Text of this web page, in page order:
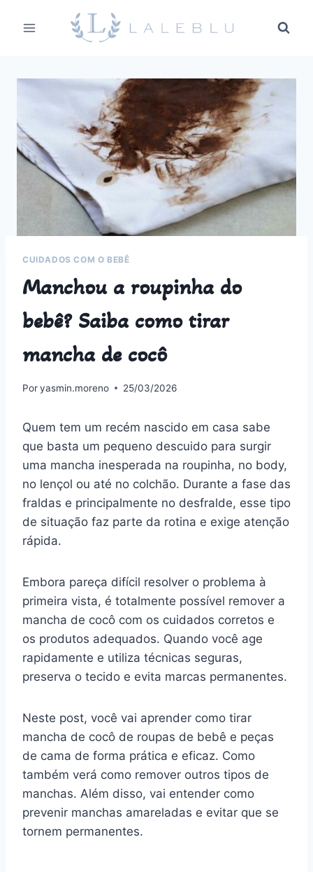
para
CUIDADOS COM O BEBÊ
Manchou a roupinha do
bebê? Saiba como tirar
mancha de cocô
Poryasmin.moreno 25/03/2026
Quem tem um recém nascido em casa sabe
que basta um pequeno descuido para surgir
uma mancha inesperada na roupinha, no body,
no lençol ou até no colchão. Durante a fase das
fraldas e principalmente no desfralde, esse tipo
de situação faz parte da rotina e exige atenção
rápida.
Embora pareça difícil resolver o problema à
primeira vista, é totalmente possível remover a
mancha de cocô com os cuidados corretos e
os produtos adequados. Quando você age
rapidamente e utiliza técnicas seguras,
preserva o tecido e evita marcas permanentes.
Neste post, você vai aprender como tirar
mancha de cocô de roupas de bebê e peças
de cama de forma prática e eficaz. Como
também verá como remover outros tipos de
manchas. Além disso, vai entender como
prevenir manchas amareladas e evitar que se
tornem permanentes.